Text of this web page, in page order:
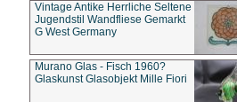
Vintage Antike Herrliche Seltene
Jugendstil Wandfliese Gemarkt
G West Germany
Murano Glas - Fisch 1960?
Glaskunst Glasobjekt Mille Fiori